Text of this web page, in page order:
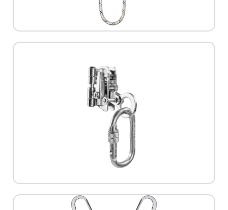
מגוון חבלים לקשירה ועבודה בגובה עם
SKYLOTEC
יצרן: Skylotec
מק"ט:L-0419
תקן: EN 353-2:2002
למידע נוסף